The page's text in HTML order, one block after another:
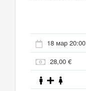
18 мар 20:00
28,00 €